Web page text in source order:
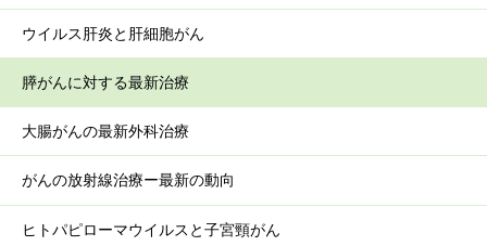
ウイルス肝炎と肝細胞がん
膵がんに対する最新治療
大腸がんの最新外科治療
がんの放射線治療ー最新の動向
ヒトパピローマウイルスと子宮頸がん